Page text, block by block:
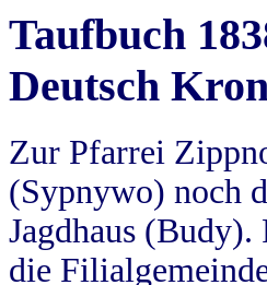
Taufbuch
Deutsch
Zur Pfarrei
(Sypnywo) noch
Jagdhaus (Budy).
die